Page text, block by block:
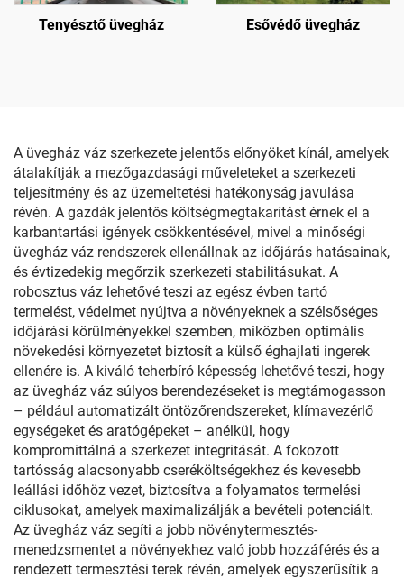
Tenyésztő üvegház Esővédő üvegház
A üvegház váz szerkezete jelentős előnyöket kínál, amelyek
átalakítják a mezőgazdasági műveleteket a szerkezeti
teljesítmény és az üzemeltetési hatékonyság javulása
révén. A gazdák jelentős költségmegtakarítást érnek el a
karbantartási igények csökkentésével, mivel a minőségi
üvegház váz rendszerek ellenállnak az időjárás hatásainak,
és évtizedekig megőrzik szerkezeti stabilitásukat. A
robosztus váz lehetővé teszi az egész évben tartó
termelést, védelmet nyújtva a növényeknek a szélsőséges
időjárási körülményekkel szemben, miközben optimális
növekedési környezetet biztosít a külső éghajlati ingerek
ellenére is. A kiváló teherbíró képesség lehetővé teszi, hogy
az üvegház váz súlyos berendezéseket is megtámogasson
– például automatizált öntözőrendszereket, klímavezérlő
egységeket és aratógépeket – anélkül, hogy
kompromittálná a szerkezet integritását. A fokozott
tartósság alacsonyabb cseréköltségekhez és kevesebb
leállási időhöz vezet, biztosítva a folyamatos termelési
ciklusokat, amelyek maximalizálják a bevételi potenciált.
Az üvegház váz segíti a jobb növénytermesztés-
menedzsmentet a növényekhez való jobb hozzáférés és a
rendezett termesztési terek révén, amelyek egyszerűsítik a